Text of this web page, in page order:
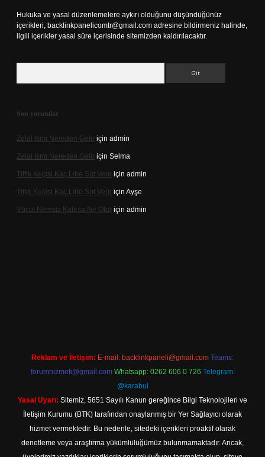
Hukuka ve yasal düzenlemelere aykırı olduğunu düşündüğünüz
içerikleri, backlinkpanelicomtr@gmail.com adresine bildirmeniz halinde,
ilgili içerikler yasal süre içerisinde sitemizden kaldırılacaktır.
Son yorumlar
Zelal Ismi Nereden Gelir için admin
Zelal Ismi Nereden Gelir için Selma
Tiftik Keçisi Kaç Litre Süt Verir için admin
Tiftik Keçisi Kaç Litre Süt Verir için Ayşe
Vücut Nemsiz Kalırsa Ne Olur için admin
Reklam ve İletişim: E-mail: backlinkpaneli@gmail.com Teams:
forumhizmeti@gmail.com Whatsapp: 0262 606 0 726 Telegram:
@karabul
Yasal Uyarı: Sitemiz, 5651 Sayılı Kanun gereğince Bilgi Teknolojileri ve
İletişim Kurumu (BTK) tarafından onaylanmış bir Yer Sağlayıcı olarak
hizmet vermektedir. Bu nedenle, sitedeki içerikleri proaktif olarak
denetleme veya araştırma yükümlülüğümüz bulunmamaktadır. Ancak,